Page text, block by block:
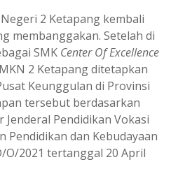
2 Ketapang kembali
membanggakan. Setelah di
SMK Center Of Excellence
2 Ketapang ditetapkan
Keunggulan di Provinsi
tersebut berdasarkan
Pendidikan Vokasi
Pendidikan dan Kebudayaan
O/2021 tertanggal 20 April